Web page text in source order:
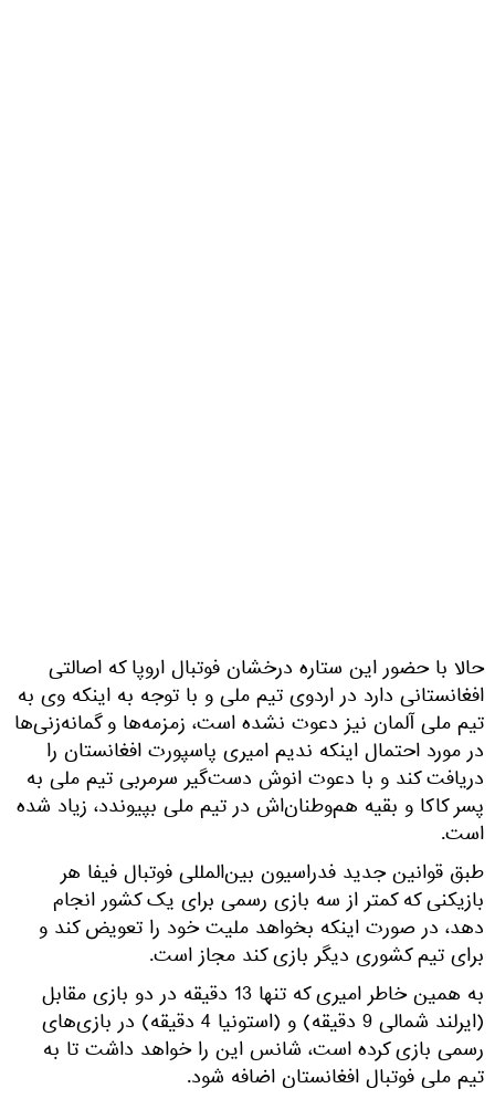
حالا با حضور این ستاره درخشان فوتبال اروپا که اصالتی
افغانستانی دارد در اردوی تیم ملی و با توجه به اینکه وی به
تیم ملی آلمان نیز دعوت نشده است، زمزمه‌ها و گمانه‌زنی‌ها
در مورد احتمال اینکه ندیم امیری پاسپورت افغانستان را
دریافت کند و با دعوت انوش دست‌گیر سرمربی تیم ملی به
پسر کاکا و بقیه هم‌وطنان‌اش در تیم ملی بپیوندد، زیاد شده
است.‌
طبق قوانین جدید فدراسیون بین‌المللی فوتبال فیفا هر
بازیکنی که کمتر از سه بازی رسمی برای یک کشور انجام
دهد، در صورت اینکه بخواهد ملیت خود را تعویض کند و
برای تیم کشوری دیگر بازی کند مجاز است.
به همین خاطر امیری که تنها 13 دقیقه در دو بازی مقابل
(ایرلند شمالی 9 دقیقه) و (استونیا 4 دقیقه) در بازی‌های
رسمی بازی کرده است، شانس این را خواهد داشت تا به
تیم ملی فوتبال افغانستان اضافه شود.